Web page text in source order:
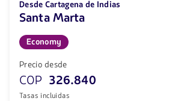
Desde Cartagena de Indias
Santa Marta
Economy
Precio desde
COP 326.840
Tasas incluidas